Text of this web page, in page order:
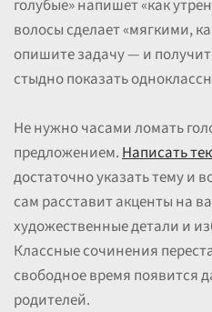
голубые» напишет «как
волосы сделает «мягкими,
опишите задачу — и
стыдно показать
Не нужно часами ломать
предложением.Написать
достаточно указать тему и
сам расставит акценты на
художественные детали и
Классные сочинения
свободное время появится
родителей.